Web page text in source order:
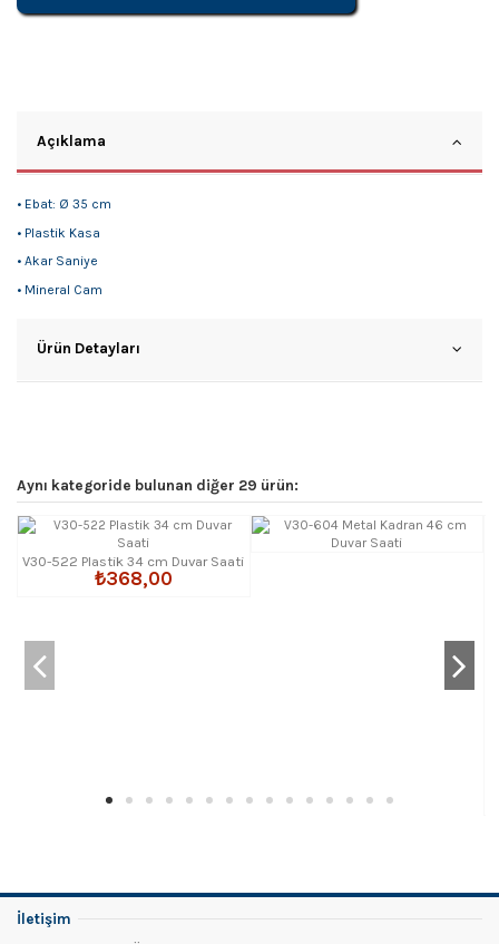
Açıklama
• Ebat: Ø 35 cm
• Plastik Kasa
• Akar Saniye
• Mineral Cam
Ürün Detayları
Aynı kategoride bulunan diğer 29 ürün:
V30-522 Plastik 34 cm Duvar Saati
₺368,00
İletişim